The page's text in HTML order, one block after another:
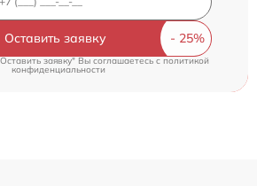
Оставить заявку
заявку" Вы соглашаетесь cполитикой
конфиденциальности